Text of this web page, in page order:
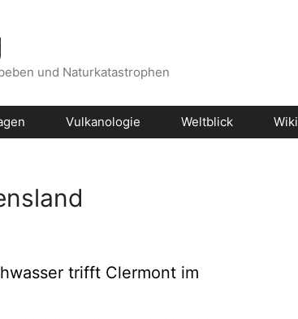
und Naturkatastrophen
Vulkanologie Weltblick Wiki
trifft Clermont im